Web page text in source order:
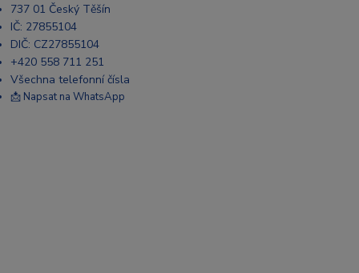
737 01 Český Těšín
IČ: 27855104
DIČ: CZ27855104
+420 558 711 251
Všechna telefonní čísla
📩 Napsat na WhatsApp